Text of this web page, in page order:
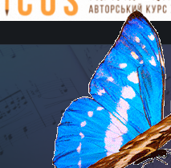
21 Січня, 2018